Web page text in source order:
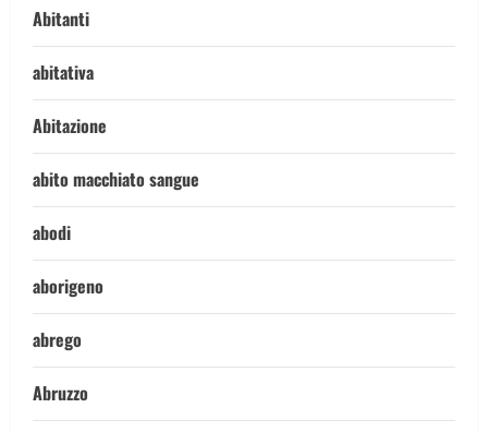
Abitanti
abitativa
Abitazione
abito macchiato sangue
abodi
aborigeno
abrego
Abruzzo